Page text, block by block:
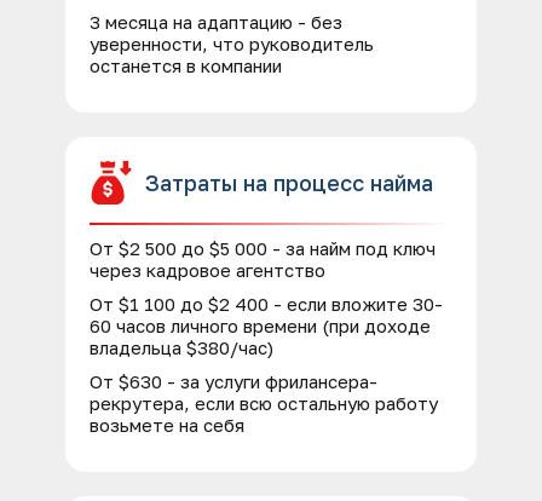
3 месяца на адаптацию - без
уверенности, что руководитель
останется в компании
Затраты на процесс найма
От $2 500 до $5 000 - за найм под ключ
через кадровое агентство
От $1 100 до $2 400 - если вложите 30-
60 часов личного времени (при доходе
владельца $380/час)
От $630 - за услуги фрилансера-
рекрутера, если всю остальную работу
возьмете на себя